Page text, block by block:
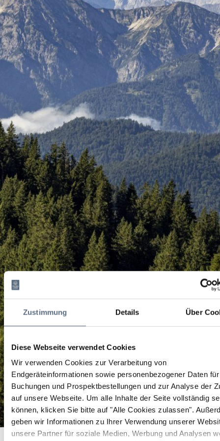
Zustimmung Details Über
Diese Webseite verwendet Cookies
Wir verwenden Cookies zur Verarbeitung von
Endgeräteinformationen sowie personenbezogener Daten
Buchungen und Prospektbestellungen und zur Analyse der
auf unsere Webseite. Um alle Inhalte der Seite vollständig
können, klicken Sie bitte auf "Alle Cookies zulassen".
geben wir Informationen zu Ihrer Verwendung unserer
unsere Partner für soziale Medien, Werbung und Analysen
Gasthaus
Startseite Gasthaus